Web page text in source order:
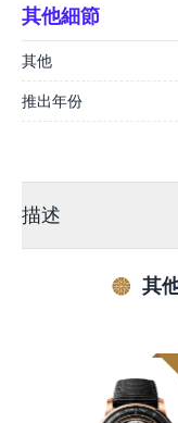
其他細節
其他
推出年份
描述
其